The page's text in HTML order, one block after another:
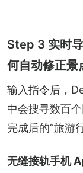
Step 3 实时
何自动修正景
输入指令后，
中会搜寻数百
完成后的“旅游
无缝接轨手机